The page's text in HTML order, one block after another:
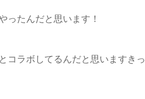
ったんだと思います！
コラボしてるんだと思いますきっ